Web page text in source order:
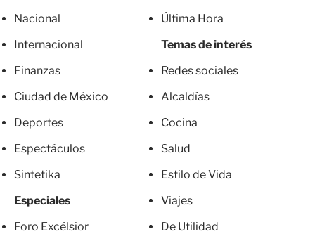
Nacional
Internacional
Finanzas
Ciudad de México
Deportes
Espectáculos
Sintetika
Especiales
Foro Excélsior
Última Hora
Temas de interés
Redes sociales
Alcaldías
Cocina
Salud
Estilo de Vida
Viajes
De Utilidad